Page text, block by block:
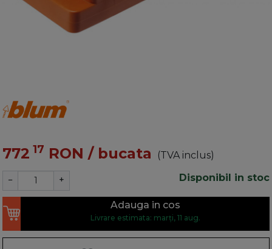
772 17 RON / bucata
(TVA inclus)
Disponibil in stoc
− +
Adauga in cos
Livrare estimata: marți, 11 aug.